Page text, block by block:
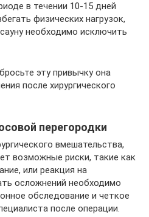
в течении 10-15 дней
физических нагрузок,
необходимо исключить
эту привычку она
после хирургического
перегородки
вмешательства,
возможные риски, такие как
или реакция на
осложнений необходимо
обследование и четкое
после операции.